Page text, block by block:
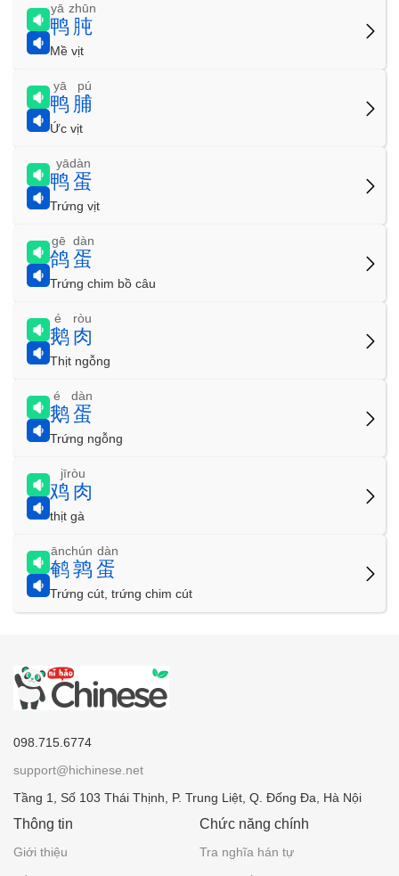
鸭肫
yā zhūn
Mề vịt
鸭脯
yā pú
Ức vịt
鸭蛋
yādàn
Trứng vịt
鸽蛋
gē dàn
Trứng chim bồ câu
鹅肉
é ròu
Thịt ngỗng
鹅蛋
é dàn
Trứng ngỗng
鸡肉
jīròu
thịt gà
鹌鹑蛋
ānchún dàn
Trứng cút, trứng chim cút
098.715.6774
support@hichinese.net
Tầng 1, Số 103 Thái Thịnh, P. Trung Liệt, Q. Đống Đa, Hà Nội
Thông tin
Giới thiệu
Chức năng chính
Tra nghĩa hán tự